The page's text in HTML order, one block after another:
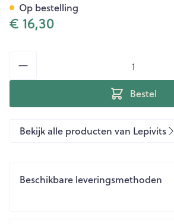
€ 16,30
Bestel
Op bestelling
Bekijk alle producten van Lepivits
Beschikbare leveringsmethoden